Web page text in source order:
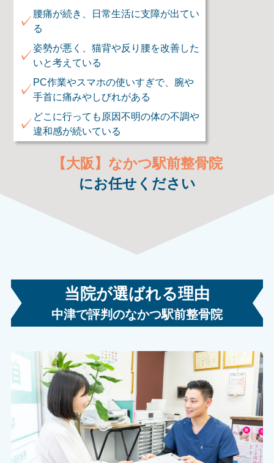
佐々木健一先生
来院された方が笑顔になって帰られていく姿をたく
合う姿勢は勉強させられます。
来院される方に合った計画を立て、いち早く改善す
る為の提案がとても素晴らしいです。
これからも地域に根付いた貢献をされていくのだと
感じています。
根源の原因を突き止め施術してくれま
」
看護師
浅香 里奈 先生
看護師として、薬や注射などではなく、施術により
痛みを改善させていくことに大変感動致しました。
また根源の原因を突き止め施術をして下さいますの
で、再発しにくくなります。
説明も丁寧で分かりやすいため、自分でも痛みの理
由に気づくことができます。
✓腰痛が続き、日常生活に支障が出てい
る
✓姿勢が悪く、猫背や反り腰を改善した
いと考えている
✓ PC作業やスマホの使いすぎで、腕や
手首に痛みやしびれがある
✓ どこに行っても原因不明の体の不調や
違和感が続いている
【大阪】なかつ駅前整骨院
にお任せください
当院が選ばれる理由
中津で評判のなかつ駅前整骨院